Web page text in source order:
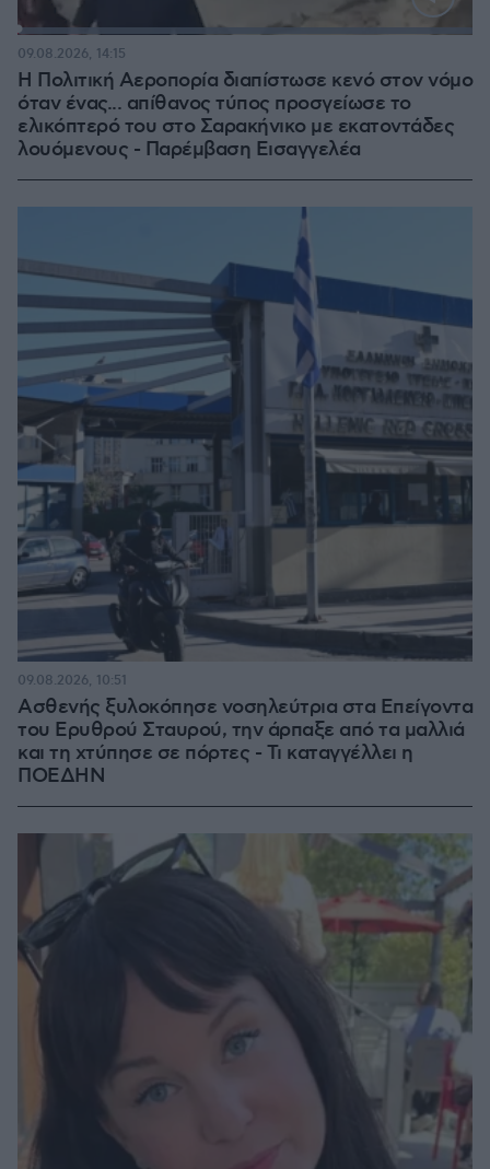
:
Η Πολιτική Αεροπορία διαπίστωσε κενό στον νόμο
όταν ένας... απίθανος τύπος προσγείωσε το
ελικόπτερό του στο Σαρακήνικο με εκατοντάδες
λουόμενους - Παρέμβαση Εισαγγελέα
09.08.2026, 14:15
Ασθενής ξυλοκόπησε νοσηλεύτρια στα Επείγοντα
του Ερυθρού Σταυρού, την άρπαξε από τα μαλλιά
και τη χτύπησε σε πόρτες - Τι καταγγέλλει η
ΠΟΕΔΗΝ
09.08.2026, 10:51